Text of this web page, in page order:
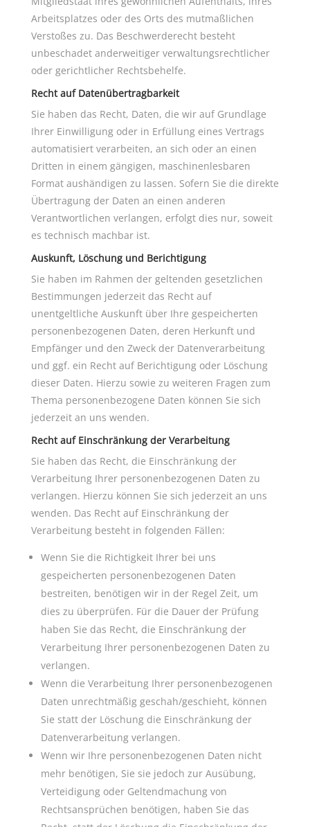
Arbeitsplatzes oder des Orts des mutmaßlichen
Verstoßes zu. Das Beschwerderecht besteht
unbeschadet anderweitiger verwaltungsrechtlicher
oder gerichtlicher Rechtsbehelfe.
Recht auf Datenübertragbarkeit
Sie haben das Recht, Daten, die wir auf Grundlage
Ihrer Einwilligung oder in Erfüllung eines Vertrags
automatisiert verarbeiten, an sich oder an einen
Dritten in einem gängigen, maschinenlesbaren
Format aushändigen zu lassen. Sofern Sie die direkte
Übertragung der Daten an einen anderen
Verantwortlichen verlangen, erfolgt dies nur, soweit
es technisch machbar ist.
Auskunft, Löschung und Berichtigung
Sie haben im Rahmen der geltenden gesetzlichen
Bestimmungen jederzeit das Recht auf
unentgeltliche Auskunft über Ihre gespeicherten
personenbezogenen Daten, deren Herkunft und
Empfänger und den Zweck der Datenverarbeitung
und ggf. ein Recht auf Berichtigung oder Löschung
dieser Daten. Hierzu sowie zu weiteren Fragen zum
Thema personenbezogene Daten können Sie sich
jederzeit an uns wenden.
Recht auf Einschränkung der Verarbeitung
Sie haben das Recht, die Einschränkung der
Verarbeitung Ihrer personenbezogenen Daten zu
verlangen. Hierzu können Sie sich jederzeit an uns
wenden. Das Recht auf Einschränkung der
Verarbeitung besteht in folgenden Fällen:
Wenn Sie die Richtigkeit Ihrer bei uns
gespeicherten personenbezogenen Daten
bestreiten, benötigen wir in der Regel Zeit, um
dies zu überprüfen. Für die Dauer der Prüfung
haben Sie das Recht, die Einschränkung der
Verarbeitung Ihrer personenbezogenen Daten zu
verlangen.
Wenn die Verarbeitung Ihrer personenbezogenen
Daten unrechtmäßig geschah/geschieht, können
Sie statt der Löschung die Einschränkung der
Datenverarbeitung verlangen.
Wenn wir Ihre personenbezogenen Daten nicht
mehr benötigen, Sie sie jedoch zur Ausübung,
Verteidigung oder Geltendmachung von
Rechtsansprüchen benötigen, haben Sie das